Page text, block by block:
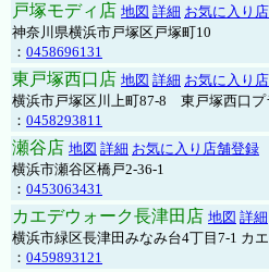
戸塚モディ店 地図 詳細 お気に入り
神奈川県横浜市戸塚区戸塚町10
： 0458696131
東戸塚西口店 地図 詳細 お気に入り
横浜市戸塚区川上町87-8 東戸塚西口プ
： 0458293811
瀬谷店 地図 詳細 お気に入り店舗登録
横浜市瀬谷区橋戸2-36-1
： 0453063431
カエデウォーク長津田店 地図 詳細
横浜市緑区長津田みなみ台4丁目7-1 カ
： 0459893121